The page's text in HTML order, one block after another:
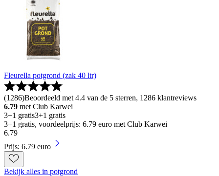
Fleurella potgrond (zak 40 ltr)
(1286)Beoordeeld met 4.4 van de 5 sterren, 1286 klantreviews
6.79 met Club Karwei
3+1 gratis3+1 gratis
3+1 gratis, voordeelprijs: 6.79 euro met Club Karwei
6.79
Prijs: 6.79 euro
Bekijk alles in potgrond